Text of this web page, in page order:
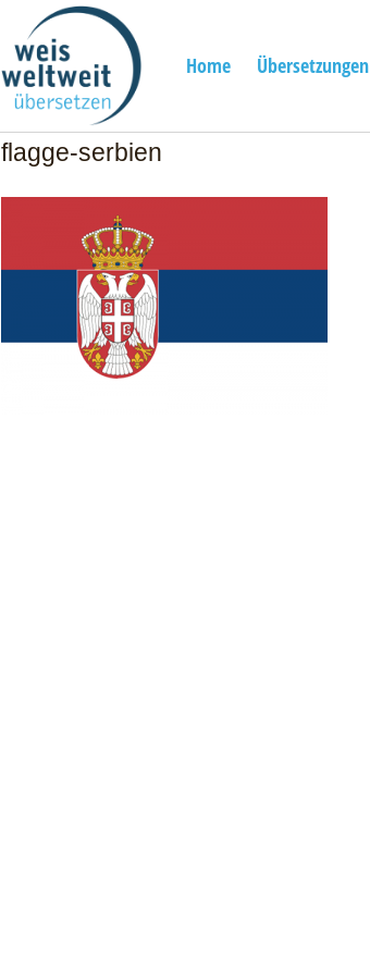
Home Übersetzungen
flagge-serbien